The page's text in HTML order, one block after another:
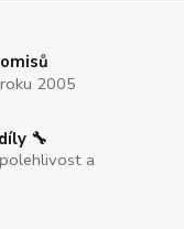
2005
🔧
a